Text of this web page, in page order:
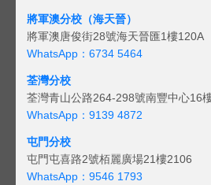
將軍澳分校（海天晉）
將軍澳唐俊街28號海天晉匯1樓120A
WhatsApp：6734 5464
荃灣分校
荃灣青山公路264-298號南豐中心16
WhatsApp：9139 4872
屯門分校
屯門屯喜路2號栢麗廣場21樓2106
WhatsApp：9546 1793